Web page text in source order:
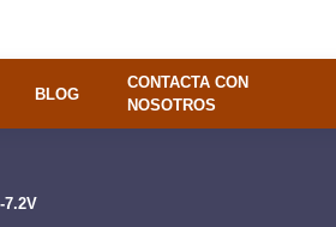
BLOG
CONTACTA CON
NOSOTROS
7.2V